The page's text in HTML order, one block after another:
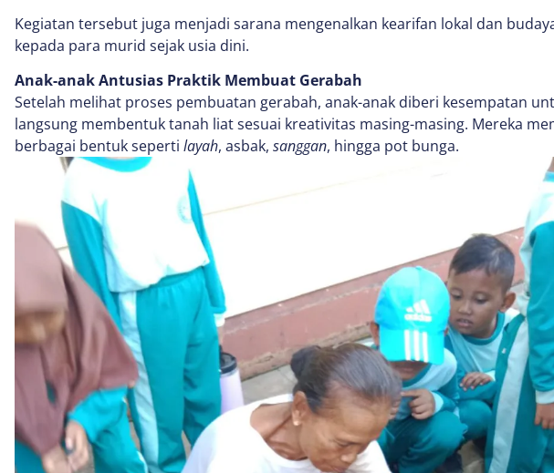
Kegiatan tersebut juga menjadi sarana mengenalkan kearifan lokal dan
kepada para murid sejak usia dini.
Anak-anak Antusias Praktik Membuat Gerabah
Setelah melihat proses pembuatan gerabah, anak-anak diberi kesempatan
langsung membentuk tanah liat sesuai kreativitas masing-masing. Mereka
berbagai bentuk seperti layah, asbak, sanggan, hingga pot bunga.